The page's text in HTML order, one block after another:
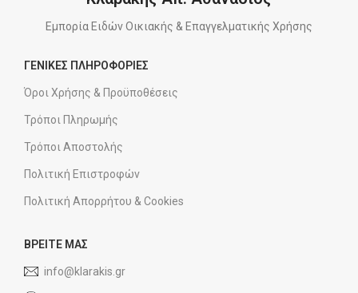
Εμπορία Ειδών Οικιακής & Επαγγελματικής Χρήσης
ΓΕΝΙΚΕΣ ΠΛΗΡΟΦΟΡΙΕΣ
Όροι Χρήσης & Προϋποθέσεις
Τρόποι Πληρωμής
Τρόποι Αποστολής
Πολιτική Επιστροφών
Πολιτική Απορρήτου & Cookies
ΒΡΕΙΤΕ ΜΑΣ
info@klarakis.gr